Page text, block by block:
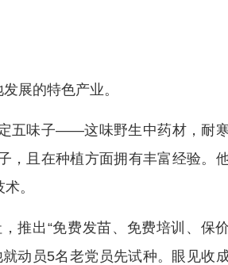
展的特色产业。
五味子——这味野生中药材，耐
，且在种植方面拥有丰富经验。
。
推出“免费发苗、免费培训、保
动员5名老党员先试种。眼见收